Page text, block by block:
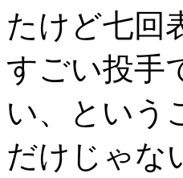
たけど七回
すごい投手
い、という
だけじゃな